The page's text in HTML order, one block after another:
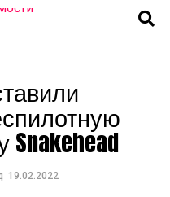
19.02.2022